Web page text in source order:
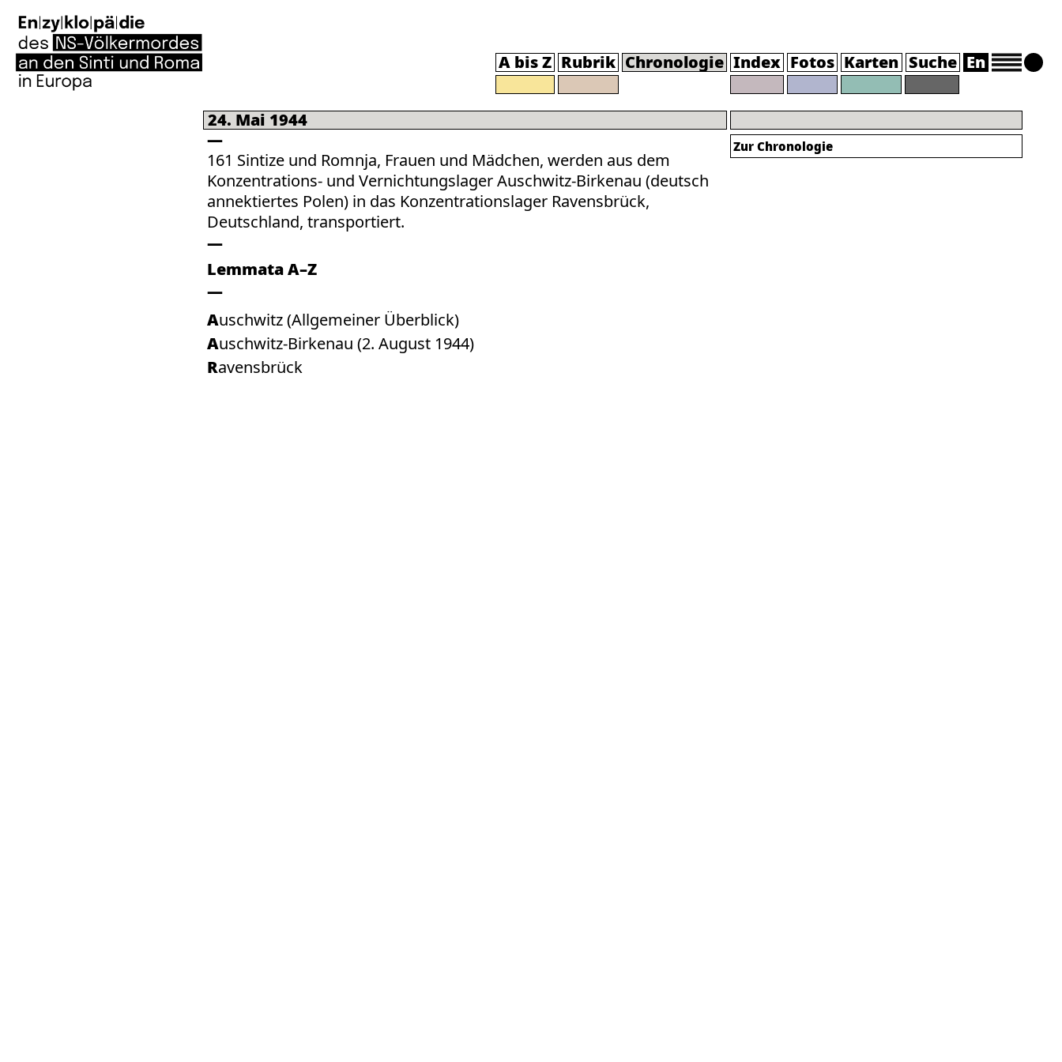
A bis Z Rubrik Chronologie Index Fotos Karten Suche En
24. Mai 1944
161 Sintize und Romnja, Frauen und Mädchen, werden aus dem
Konzentrations- und Vernichtungslager Auschwitz-Birkenau (deutsch
annektiertes Polen) in das Konzentrationslager Ravensbrück,
Deutschland, transportiert.
Lemmata A–Z
Auschwitz (Allgemeiner Überblick)
Auschwitz-Birkenau (2. August 1944)
Ravensbrück
Zur Chronologie